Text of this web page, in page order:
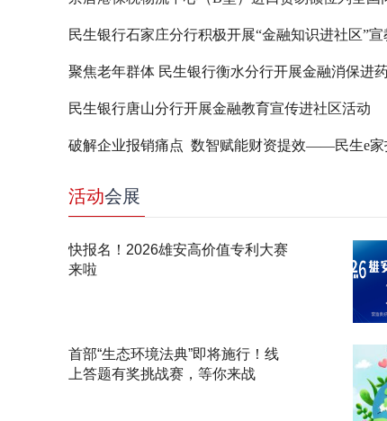
民生银行石家庄分行积极开展“金融知识进社区”宣
聚焦老年群体 民生银行衡水分行开展金融消保进
民生银行唐山分行开展金融教育宣传进社区活动
活动会展
快报名！2026雄安高价值专利大赛
来啦
首部“生态环境法典”即将施行！线
上答题有奖挑战赛，等你来战